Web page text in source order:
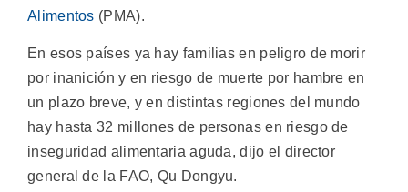
Alimentos (PMA).
En esos países ya hay familias en peligro de morir
por inanición y en riesgo de muerte por hambre en
un plazo breve, y en distintas regiones del mundo
hay hasta 32 millones de personas en riesgo de
inseguridad alimentaria aguda, dijo el director
general de la FAO, Qu Dongyu.